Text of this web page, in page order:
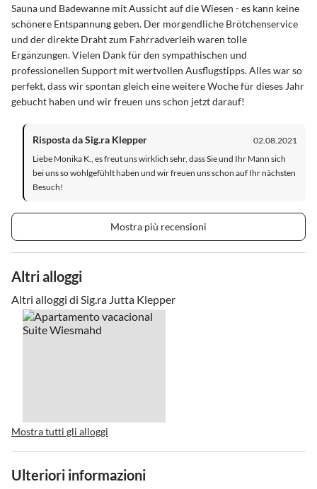
Sauna und Badewanne mit Aussicht auf die Wiesen - es kann keine
schönere Entspannung geben. Der morgendliche Brötchenservice
und der direkte Draht zum Fahrradverleih waren tolle
Ergänzungen. Vielen Dank für den sympathischen und
professionellen Support mit wertvollen Ausflugstipps. Alles war so
perfekt, dass wir spontan gleich eine weitere Woche für dieses Jahr
gebucht haben und wir freuen uns schon jetzt darauf!
Risposta da Sig.ra Klepper
02.08.2021
Liebe Monika K., es freut uns wirklich sehr, dass Sie und Ihr Mann sich
bei uns so wohlgefühlt haben und wir freuen uns schon auf Ihr nächsten
Besuch!
Mostra più recensioni
Altri alloggi
Altri alloggi di Sig.ra Jutta Klepper
Mostra tutti gli alloggi
Ulteriori informazioni